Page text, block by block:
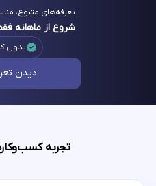
تعرفه‌های متنوع،
شروع از ماهانه
بدون
دیدن
تجربه